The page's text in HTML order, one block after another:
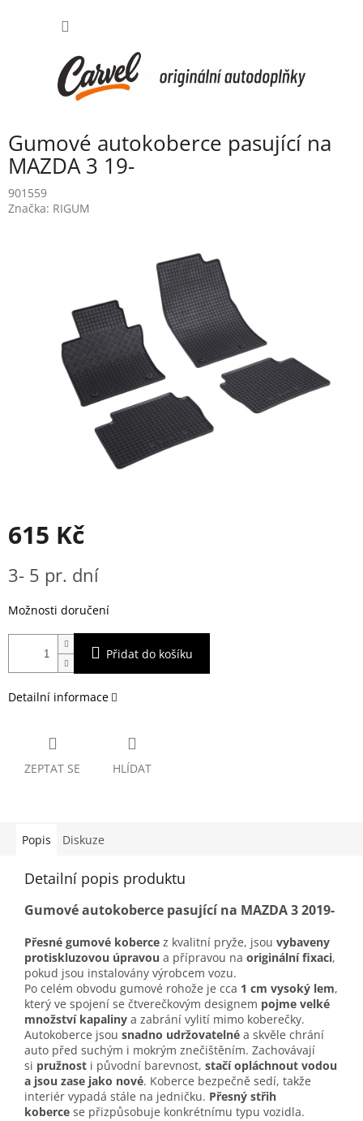
Gumové autokoberce pasující na
MAZDA 3 19-
901559
Značka: RIGUM
615 Kč
cena:
3- 5 pr. dní
Možnosti doručení
Přidat do košíku
Detailní informace
ZEPTAT SE HLÍDAT
Popis Diskuze
Detailní popis produktu
Gumové autokoberce pasující na MAZDA 3 2019-
Přesné gumové koberce z kvalitní pryže, jsou vybaveny
protiskluzovou úpravou a přípravou na originální fixaci,
pokud jsou instalovány výrobcem vozu.
Po celém obvodu gumové rohože je cca 1 cm vysoký lem,
který ve spojení se čtverečkovým designem pojme velké
množství kapaliny a zabrání vylití mimo koberečky.
Autokoberce jsou snadno udržovatelné a skvěle chrání
auto před suchým i mokrým znečištěním. Zachovávají
si pružnost i původní barevnost, stačí opláchnout vodou
a jsou zase jako nové. Koberce bezpečně sedí, takže
interiér vypadá stále na jedničku. Přesný střih
koberce se přizpůsobuje konkrétnímu typu vozidla.